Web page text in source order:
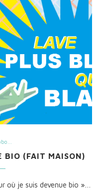
BIO (FAIT MAISON)
où je suis devenue bio »…